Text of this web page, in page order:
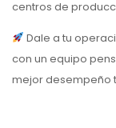
centros de
Dale a tu
con un equipo
mejor desempeño